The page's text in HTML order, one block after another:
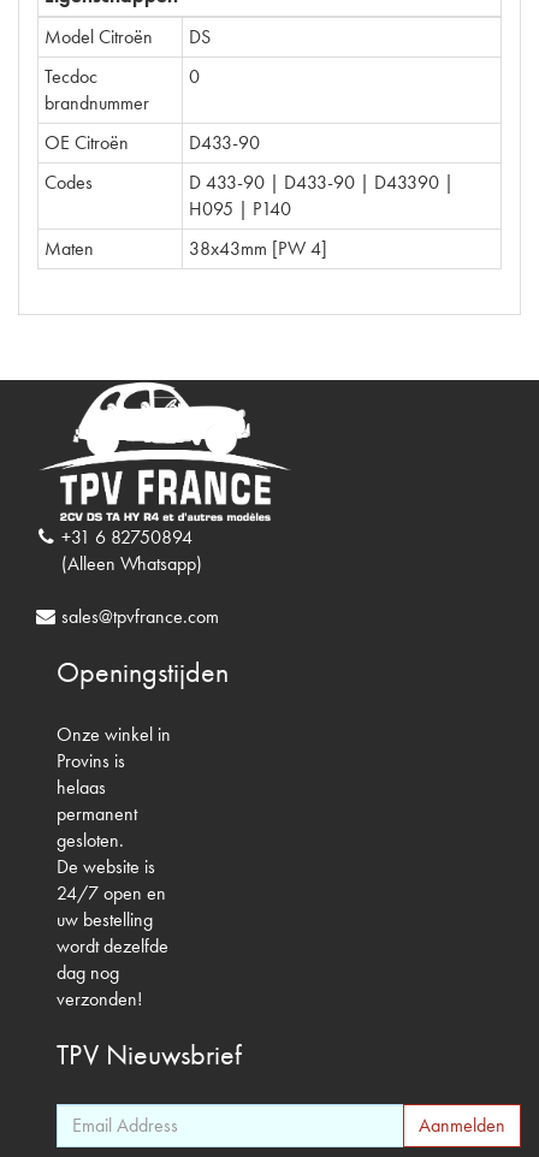
Model Citroën
DS
Tecdoc
brandnummer
0
OE Citroën
D433-90
Codes
D 433-90 | D433-90 | D43390 |
H095 | P140
Maten
38x43mm [PW 4]
+31 6 82750894
(Alleen Whatsapp)
sales@tpvfrance.com
Openingstijden
Onze winkel in
Provins is
helaas
permanent
gesloten.
De website is
24/7 open en
uw bestelling
wordt dezelfde
dag nog
verzonden!
TPV Nieuwsbrief